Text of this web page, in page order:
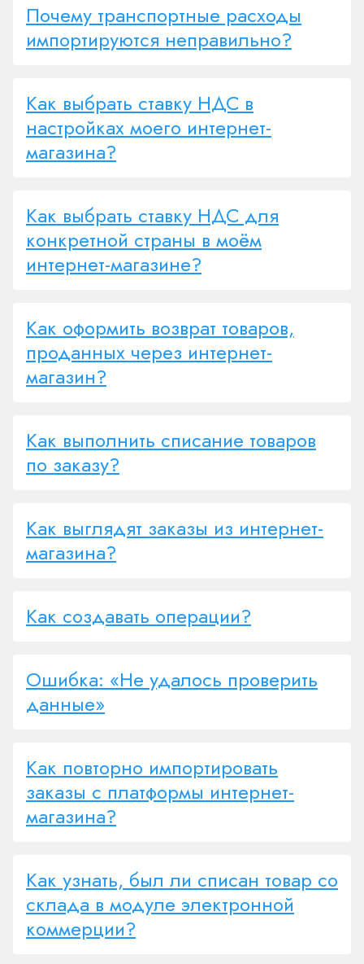
Почему транспортные расходы
импортируются неправильно?
Как выбрать ставку НДС в
настройках моего интернет-
магазина?
Как выбрать ставку НДС для
конкретной страны в моём
интернет-магазине?
Как оформить возврат товаров,
проданных через интернет-
магазин?
Как выполнить списание товаров
по заказу?
Как выглядят заказы из интернет-
магазина?
Как создавать операции?
Ошибка: «Не удалось проверить
данные»
Как повторно импортировать
заказы с платформы интернет-
магазина?
Как узнать, был ли списан товар со
склада в модуле электронной
коммерции?